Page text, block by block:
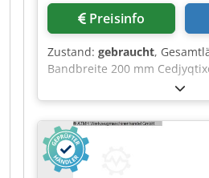
Preisinfo
Zustand: gebraucht,
Bandbreite 200 mm
Einbauhöhe 220 mm
8,5x0,39x0,22 m 2 Stück
Daten sind Hersteller- bzw.
und daher für uns
Zwischenverkauf behalten wir
ausschließlich unsere